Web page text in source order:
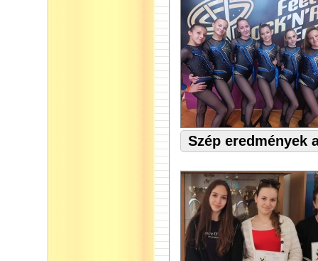
Szép eredmények